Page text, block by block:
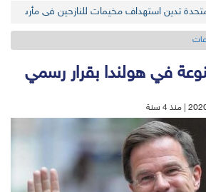
تدين استهداف مخيمات للنازحين في مأرب
في هولندا بقرار رسمي
4 سنة